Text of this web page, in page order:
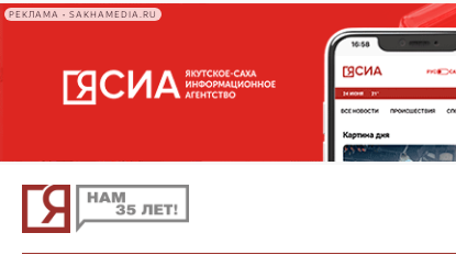
РЕКЛАМА • SAKHAMEDIA.RU